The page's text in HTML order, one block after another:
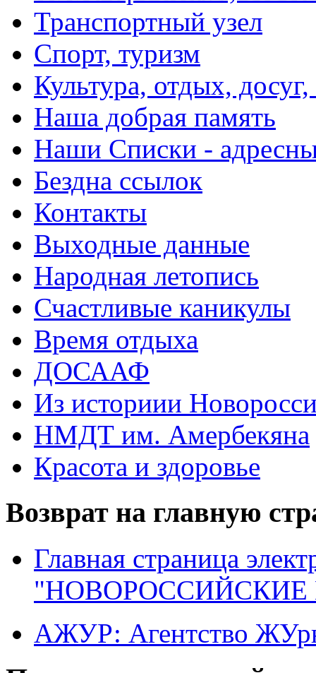
Транспортный узел
Спорт, туризм
Культура, отдых,
Наша добрая память
Наши Списки -
Бездна ссылок
Контакты
Выходные данные
Народная летопись
Счастливые каникулы
Время отдыха
ДОСААФ
Из историии
НМДТ им. Амербекяна
Красота и здоровье
Возврат на главную
Главная страница
"НОВОРОССИЙСКИЕ
АЖУР: Агентство